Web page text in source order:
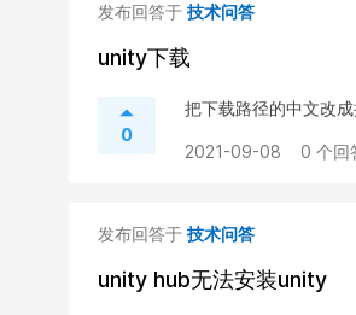
发布回答于 技术问答
unity下载
0
把下载路径的中文改
2021-09-08 0 个回
发布回答于 技术问答
unity hub无法安装unity